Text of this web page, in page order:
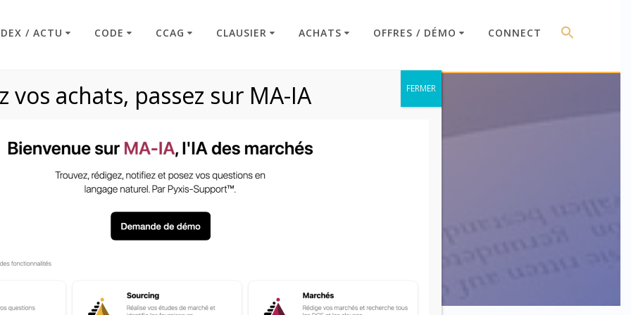
/ ACTU CODE CCAG CLAUSIER ACHATS OFFRES / DÉMO CONNECT
Article R2122-5
Code : Commande Publique
vos achats, passez sur MA-IA FERMER